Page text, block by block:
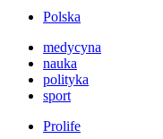
Polska
medycyna
nauka
polityka
sport
Prolife